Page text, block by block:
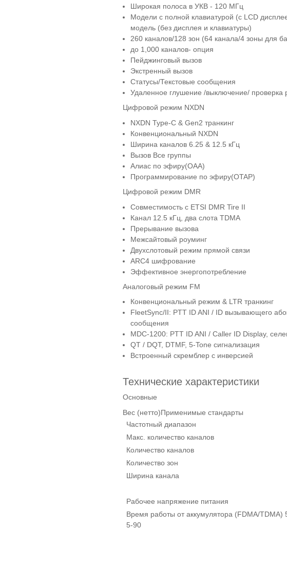
Широкая полоса в УКВ - 120 МГц
Модели с полной клавиатурой (с LCD
модель (без дисплея и клавиатуры)
260 каналов/128 зон (64 канала/4 зоны для
до 1,000 каналов- опция
Пейджинговый вызов
Экстренный вызов
Статусы/Текстовые сообщения
Удаленное глушение /выключение/ проверка
Цифровой режим NXDN
NXDN Type-C & Gen2 транкинг
Конвенциональный NXDN
Ширина каналов 6.25 & 12.5 кГц
Вызов Все группы
Алиас по эфиру(OAA)
Программирование по эфиру(OTAP)
Цифровой режим DMR
Совместимость с ETSI DMR Tire II
Канал 12.5 кГц, два слота TDMA
Прерывание вызова
Межсайтовый роуминг
Двухслотовый режим прямой связи
ARC4 шифрование
Эффективное энергопотребление
Аналоговый режим FM
Конвенциональный режим & LTR транкинг
FleetSync/II: PTT ID ANI / ID вызывающего
сообщения
MDC-1200: PTT ID ANI / Caller ID Display,
QT / DQT, DTMF, 5-Tone сигнализация
Встроенный скремблер с инверсией
Технические характеристики
Основные
Вес (нетто)Применимые стандарты
Частотный диапазон
Макс. количество каналов
Количество каналов
Количество зон
Ширина канала
Рабочее напряжение питания
Время работы от аккумулятора (FDMA/TDMA)
5-90